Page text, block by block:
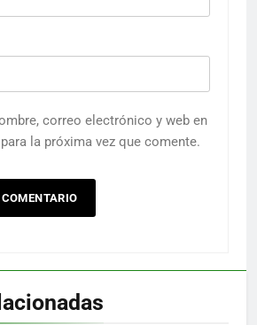
correo electrónico y web en
la próxima vez que comente.